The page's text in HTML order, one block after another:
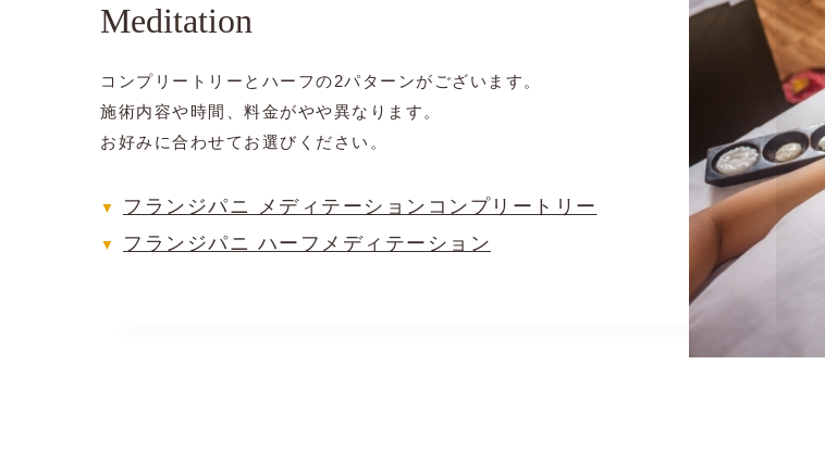
About us
Meditation
コンプリートリーとハーフの2パターンがございます。
施術内容や時間、料金がやや異なります。
お好みに合わせてお選びください。
▼ フランジパニ メディテーションコンプリートリー
▼ フランジパニ ハーフメディテーション